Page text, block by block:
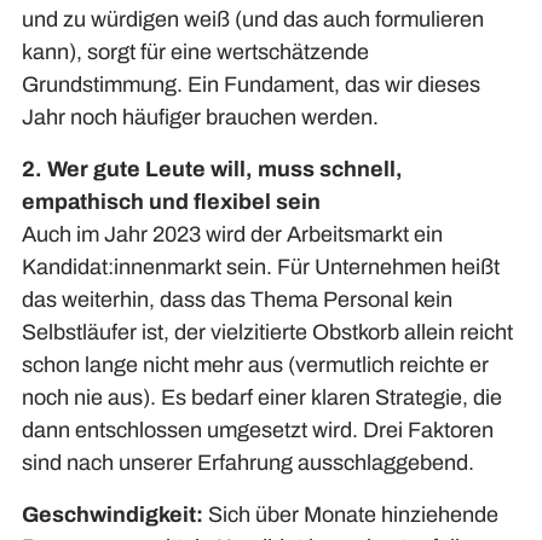
und zu würdigen weiß (und das auch formulieren
kann), sorgt für eine wertschätzende
Grundstimmung. Ein Fundament, das wir dieses
Jahr noch häufiger brauchen werden.
2. Wer gute Leute will, muss schnell,
empathisch und flexibel sein
Auch im Jahr 2023 wird der Arbeitsmarkt ein
Kandidat:innenmarkt sein. Für Unternehmen heißt
das weiterhin, dass das Thema Personal kein
Selbstläufer ist, der vielzitierte Obstkorb allein reicht
schon lange nicht mehr aus (vermutlich reichte er
noch nie aus). Es bedarf einer klaren Strategie, die
dann entschlossen umgesetzt wird. Drei Faktoren
sind nach unserer Erfahrung ausschlaggebend.
Geschwindigkeit: Sich über Monate hinziehende